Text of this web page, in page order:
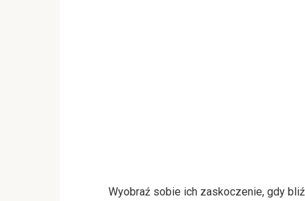
Wyobraź sobie ich zaskoczenie, gdy